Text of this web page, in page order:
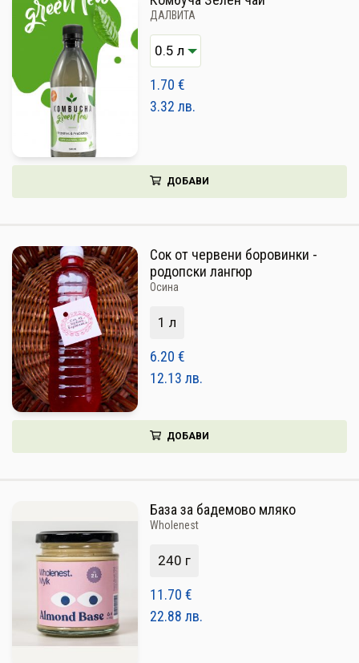
ДАЛВИТА
1.70 €
3.32 лв.
ДОБАВИ
Сок от червени боровинки -
родопски лангюр
Осина
1 л
6.20 €
12.13 лв.
ДОБАВИ
База за бадемово мляко
Wholenest
240 г
11.70 €
22.88 лв.